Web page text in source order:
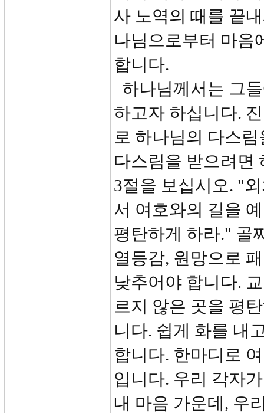
사 노역의 때를 끝
나님으로부터 마음
합니다.
하나님께서는 그
하고자 하십니다.
로 하나님의 다스
다스림을 받으려면
3절을 보십시오. "
서 여호와의 길을
평탄하게 하라." 골
열등감, 원망으로
낮추어야 합니다.
르지 않은 곳을 평
니다. 쉽게 화를 내
합니다. 한마디로
입니다. 우리 각자
내 마음 가운데, 우